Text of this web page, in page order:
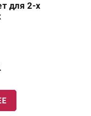
для 2-х